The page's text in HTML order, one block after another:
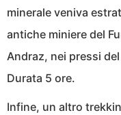
minerale veniva
antiche miniere del
Andraz, nei pressi
Durata 5 ore.
Infine, un altro